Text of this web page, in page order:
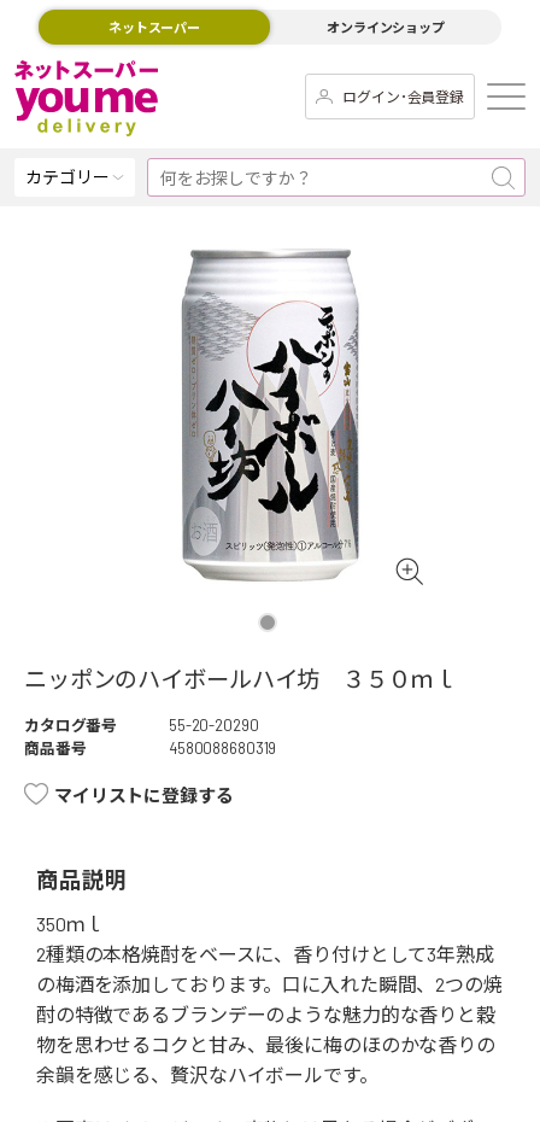
ネットスーパー オンラインショップ
ログイン･会員登録
カテゴリー
ニッポンのハイボールハイ坊 ３５０ｍｌ
カタログ番号
55-20-20290
商品番号
4580088680319
マイリストに登録する
商品説明
350ｍｌ
2種類の本格焼酎をベースに、香り付けとして3年熟成
の梅酒を添加しております。口に入れた瞬間、2つの焼
酎の特徴であるブランデーのような魅力的な香りと穀
物を思わせるコクと甘み、最後に梅のほのかな香りの
余韻を感じる、贅沢なハイボールです。